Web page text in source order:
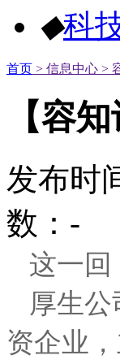
◆科
首页 > 信息中心 >
【容
发布时
数： -
这一回
厚生
资企业